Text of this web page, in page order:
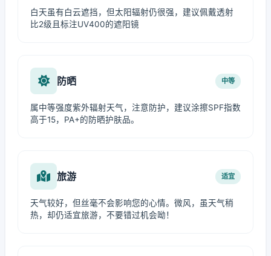
白天虽有白云遮挡，但太阳辐射仍很强，建议佩戴透射
比2级且标注UV400的遮阳镜
防晒 中等
属中等强度紫外辐射天气，注意防护，建议涂擦SPF指数
高于15，PA+的防晒护肤品。
旅游 适宜
天气较好，但丝毫不会影响您的心情。微风，虽天气稍
热，却仍适宜旅游，不要错过机会呦！